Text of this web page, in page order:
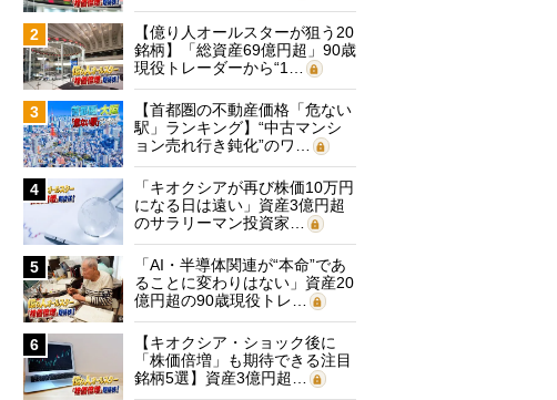
2
【億り人オールスターが狙う20
銘柄】「総資産69億円超」90歳
現役トレーダーから“1…
3
【首都圏の不動産価格「危ない
駅」ランキング】“中古マンシ
ョン売れ行き鈍化”のワ…
4
「キオクシアが再び株価10万円
になる日は遠い」資産3億円超
のサラリーマン投資家…
5
「AI・半導体関連が“本命”であ
ることに変わりはない」資産20
億円超の90歳現役トレ…
6
【キオクシア・ショック後に
「株価倍増」も期待できる注目
銘柄5選】資産3億円超…